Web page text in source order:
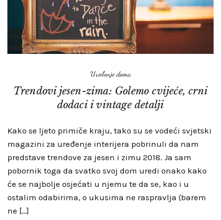
Uređenje doma
Trendovi jesen-zima: Golemo cvijeće, crni
dodaci i vintage detalji
Kako se ljeto primiče kraju, tako su se vodeći svjetski
magazini za uređenje interijera pobrinuli da nam
predstave trendove za jesen i zimu 2018. Ja sam
pobornik toga da svatko svoj dom uredi onako kako
će se najbolje osjećati u njemu te da se, kao i u
ostalim odabirima, o ukusima ne raspravlja (barem
ne […]